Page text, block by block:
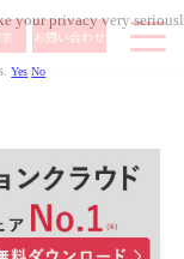
お問い合わせ
your privacy very
Yes No